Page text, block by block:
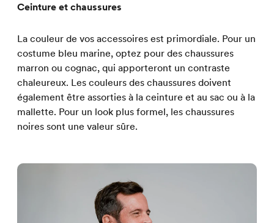
Ceinture et chaussures
La couleur de vos accessoires est primordiale. Pour un
costume bleu marine, optez pour des chaussures
marron ou cognac, qui apporteront un contraste
chaleureux. Les couleurs des chaussures doivent
également être assorties à la ceinture et au sac ou à la
mallette. Pour un look plus formel, les chaussures
noires sont une valeur sûre.